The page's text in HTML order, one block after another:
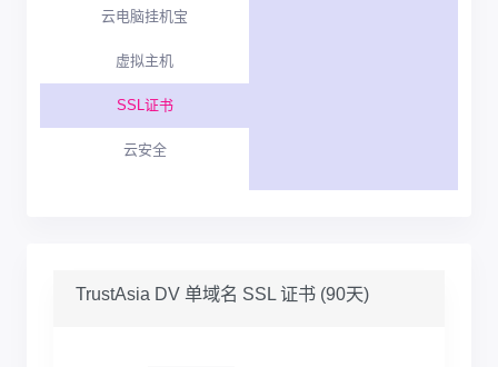
云电脑挂机宝
虚拟主机
SSL证书
云安全
TrustAsia DV 单域名 SSL 证书 (90天)